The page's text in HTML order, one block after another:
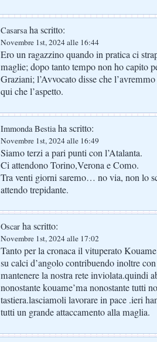
Casarsaha scritto:
Novembre 1st, 2024 alle 16:44
Ero un ragazzino quando in pratica ci
maglie; dopo tanto tempo non ho capito
Graziani; l’Avvocato disse che
qui che l’aspetto.
Immonda Bestiaha scritto:
Novembre 1st, 2024 alle 16:49
Siamo terzi a pari punti con l’Atalanta.
Ci attendono Torino,Verona e Como.
Tra venti giorni saremo… no via, non lo
attendo trepidante.
Oscar ha scritto:
Novembre 1st, 2024 alle 17:02
Tanto per la cronaca il vituperato
su calci d’angolo contribuendo inoltre
mantenere la nostra rete inviolata.quindi
nonostante kouame’ma nonostante tutti
tastiera.lasciamoli lavorare in pace .ieri
tutti un grande attaccamento alla maglia.